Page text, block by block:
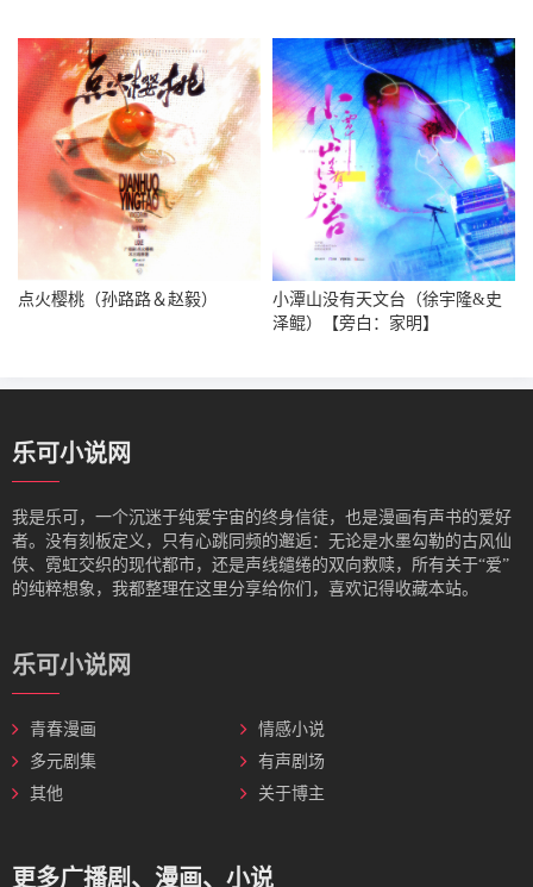
点火樱桃（孙路路＆赵毅）
小潭山没有天文台（徐宇隆&史
泽鲲）【旁白：家明】
乐可小说网
我是‌乐可，一个沉迷于纯爱宇宙的终身信徒，也是漫画有声书的爱好
者。没有刻板定义，只有心跳同频的邂逅：无论是水墨勾勒的古风仙
侠、霓虹交织的现代都市，还是声线缱绻的双向救赎，所有关于“爱”
的纯粹想象，我都整理在这里分享给你们，喜欢记得收藏本站。
乐可小说网
青春漫画
情感小说
多元剧集
有声剧场
其他
关于博主
更多广播剧、漫画、小说